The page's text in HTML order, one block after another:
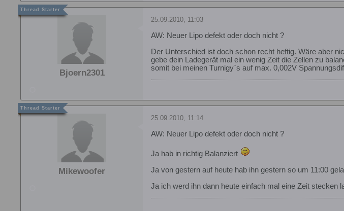
Bjoern2301
25.09.2010, 11:03
AW: Neuer Lipo defekt oder doch nicht ?
Der Unterschied ist doch schon recht heftig. Wäre aber
gebe dein Ladegerät mal ein wenig Zeit die Zellen zu
somit bei meinen Turnigy`s auf max. 0,002V
Mikewoofer
25.09.2010, 11:14
AW: Neuer Lipo defekt oder doch nicht ?
Ja hab in richtig Balanziert
Ja von gestern auf heute hab ihn gestern so um 11:00
Ja ich werd ihn dann heute einfach mal eine Zeit stecken